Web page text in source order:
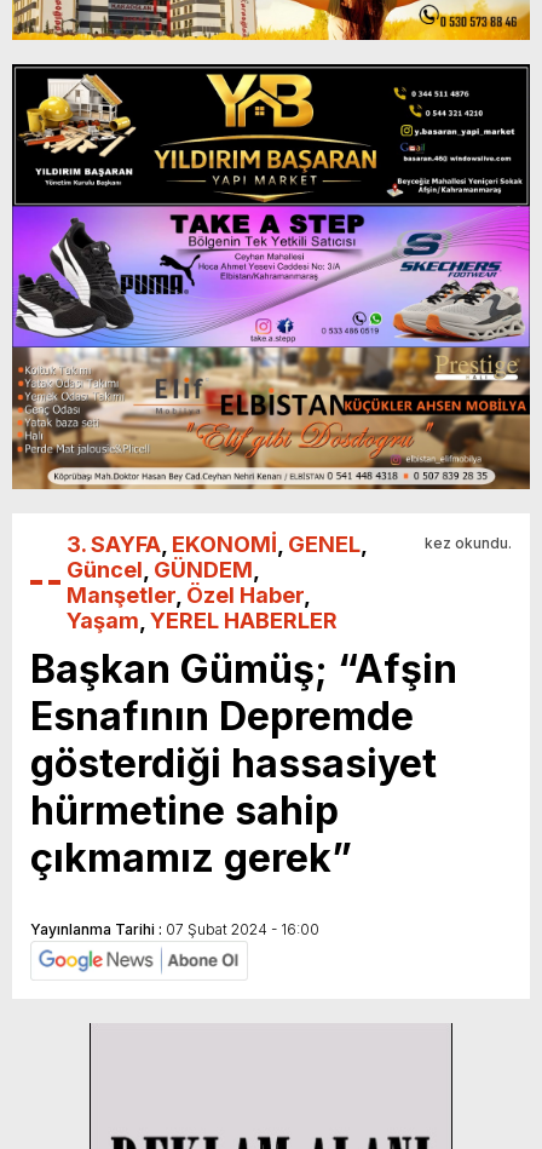
3. SAYFA EKONOMİ GENEL
Güncel GÜNDEM
Manşetler Özel Haber
Yaşam YEREL HABERLER
kez okundu.
Başkan Gümüş; “Afşin
Esnafının Depremde
gösterdiği hassasiyet
hürmetine sahip
çıkmamız gerek”
Yayınlanma Tarihi : 07 Şubat 2024 - 16:00